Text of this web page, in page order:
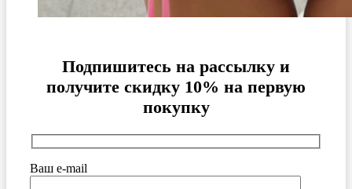
Подпишитесь на рассылку и
получите скидку 10% на первую
покупку
Ваш e-mail